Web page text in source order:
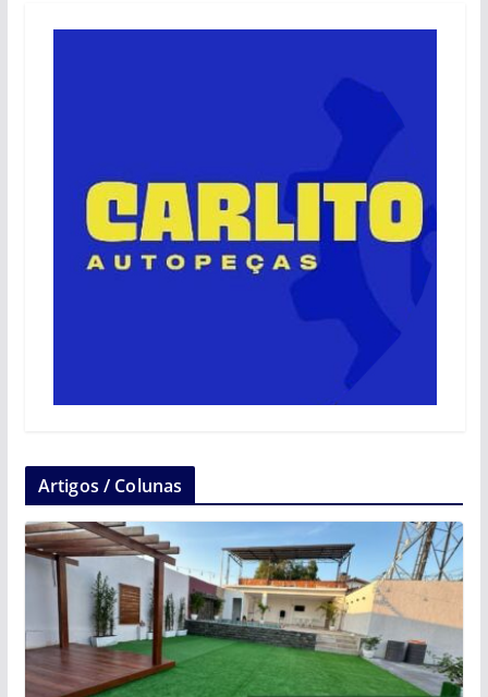
Artigos / Colunas